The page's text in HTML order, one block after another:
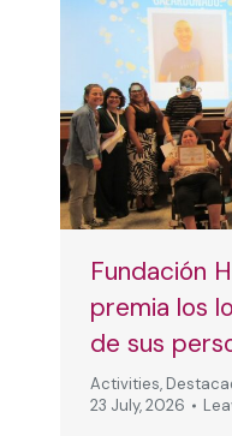
Fundación
premia los
de sus
Activities,
23 July, 2026